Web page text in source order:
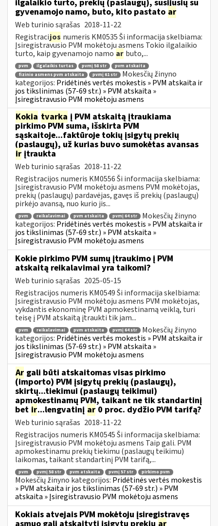
ilgalaikio turto, prekių (paslaugų), susijusių su
gyvenamojo namo, buto, kito pastato ar
Web turinio sąrašas 2018-11-22
Registracijos numeris KM0535 Ši informacija skelbiama:
Įsiregistravusio PVM mokėtoju asmens Tokio ilgalaikio
turto, kaip gyvenamojo namo ar buto,...
pvm ilgalaikis turtas pvmį 58 str
pvm atskaita
fizinio asmens pvm atskaita
pvmį 61 str
Mokesčių žinyno
kategorijos: Pridėtinės vertės mokestis » PVM atskaita ir
jos tikslinimas (57-69 str.) » PVM atskaita »
Įsiregistravusio PVM mokėtoju asmens
Kokia tvarka į PVM atskaitą įtraukiama
pirkimo PVM suma, išskirta PVM
sąskaitoje...faktūroje tokių įsigytų prekių
(paslaugų), už kurias buvo sumokėtas avansas
ir įtraukta
Web turinio sąrašas 2018-11-22
Registracijos numeris KM0556 Ši informacija skelbiama:
Įsiregistravusio PVM mokėtoju asmens PVM mokėtojas,
prekių (paslaugų) pardavėjas, gavęs iš prekių (paslaugų)
pirkėjo avansą, nuo kurio jis...
pvm reikalavimai pvm atskaita pvmį 64 str
Mokesčių žinyno
kategorijos: Pridėtinės vertės mokestis » PVM atskaita ir
jos tikslinimas (57-69 str.) » PVM atskaita »
Įsiregistravusio PVM mokėtoju asmens
Kokie pirkimo PVM sumų įtraukimo į PVM
atskaitą reikalavimai yra taikomi?
Web turinio sąrašas 2025-05-15
Registracijos numeris KM0549 Ši informacija skelbiama:
Įsiregistravusio PVM mokėtoju asmens PVM mokėtojas,
vykdantis ekonominę PVM apmokestinamą veiklą, turi
teisę į PVM atskaitą įtraukti tik jam...
pvm reikalavimai pvm atskaita pvmį 64 str
Mokesčių žinyno
kategorijos: Pridėtinės vertės mokestis » PVM atskaita ir
jos tikslinimas (57-69 str.) » PVM atskaita »
Įsiregistravusio PVM mokėtoju asmens
Ar gali būti atskaitomas visas pirkimo
(importo) PVM įsigytų prekių (paslaugų),
skirtų...tiekimui (paslaugų teikimui)
apmokestinamų PVM, taikant ne tik standartinį
bet ir...lengvatinį ar 0 proc. dydžio PVM tarifą?
Web turinio sąrašas 2018-11-22
Registracijos numeris KM0545 Ši informacija skelbiama:
Įsiregistravusio PVM mokėtoju asmens Taip gali. PVM
apmokestinamu prekių tiekimu (paslaugų teikimu)
laikomas, taikant standartinį PVM tarifą,...
pvm pvmį 58 str pvm atskaita pvmį 57 str pirkimo pvm
Mokesčių žinyno kategorijos: Pridėtinės vertės mokestis
» PVM atskaita ir jos tikslinimas (57-69 str.) » PVM
atskaita » Įsiregistravusio PVM mokėtoju asmens
Kokiais atvejais PVM mokėtoju įsiregistravęs
asmuo gali atskaityti įsigytų prekių ar